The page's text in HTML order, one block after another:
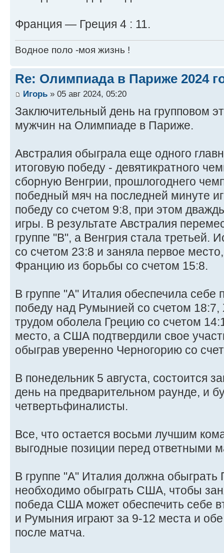
Франция — Греция 4 : 11.
Водное поло -моя жизнь !
Re: Олимпиада в Париже 2024
Игорь » 05 авг 2024, 05:20
Заключительный день на групповом
мужчин на Олимпиаде в Париже.
Австралия обыграла еще одного
итоговую победу - девятикратного
сборную Венгрии, прошлогоднего
победный мяч на последней минуте
победу со счетом 9:8, при этом
игры. В результате Австралия
группе "В", а Венгрия стала третьей.
со счетом 23:8 и заняла первое
Францию из борьбы со счетом 15:8.
В группе "А" Италия обеспечила себе
победу над Румынией со счетом
трудом оболела Грецию со счетом
место, а США подтвердили свое
обыграв уверенно Черногорию со
В понедельник 5 августа, состоится
день на предварительном раунде, и
четвертьфиналисты.
Все, что остается восьми лучшим
выгодные позиции перед ответными
В группе "А" Италия должна обыграть
необходимо обыграть США, чтобы
победа США может обеспечить себе
и Румыния играют за 9-12 места и
после матча.